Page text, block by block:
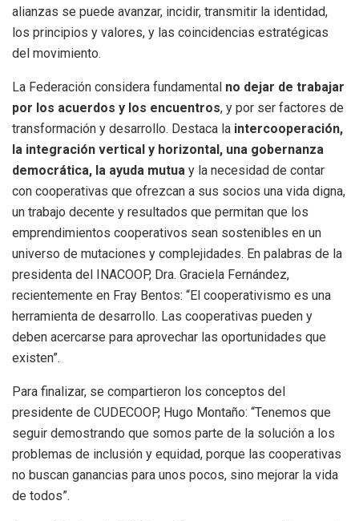
alianzas se puede avanzar, incidir, transmitir la identidad,
los principios y valores, y las coincidencias estratégicas
del movimiento.
La Federación considera fundamental no dejar de trabajar
por los acuerdos y los encuentros, y por ser factores de
transformación y desarrollo. Destaca la intercooperación,
la integración vertical y horizontal, una gobernanza
democrática, la ayuda mutua y la necesidad de contar
con cooperativas que ofrezcan a sus socios una vida digna,
un trabajo decente y resultados que permitan que los
emprendimientos cooperativos sean sostenibles en un
universo de mutaciones y complejidades. En palabras de la
presidenta del INACOOP, Dra. Graciela Fernández,
recientemente en Fray Bentos: “El cooperativismo es una
herramienta de desarrollo. Las cooperativas pueden y
deben acercarse para aprovechar las oportunidades que
existen”.
Para finalizar, se compartieron los conceptos del
presidente de CUDECOOP, Hugo Montaño: “Tenemos que
seguir demostrando que somos parte de la solución a los
problemas de inclusión y equidad, porque las cooperativas
no buscan ganancias para unos pocos, sino mejorar la vida
de todos”.